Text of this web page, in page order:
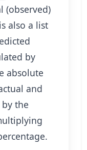
(observed)
is also a list
by
absolute
and
the